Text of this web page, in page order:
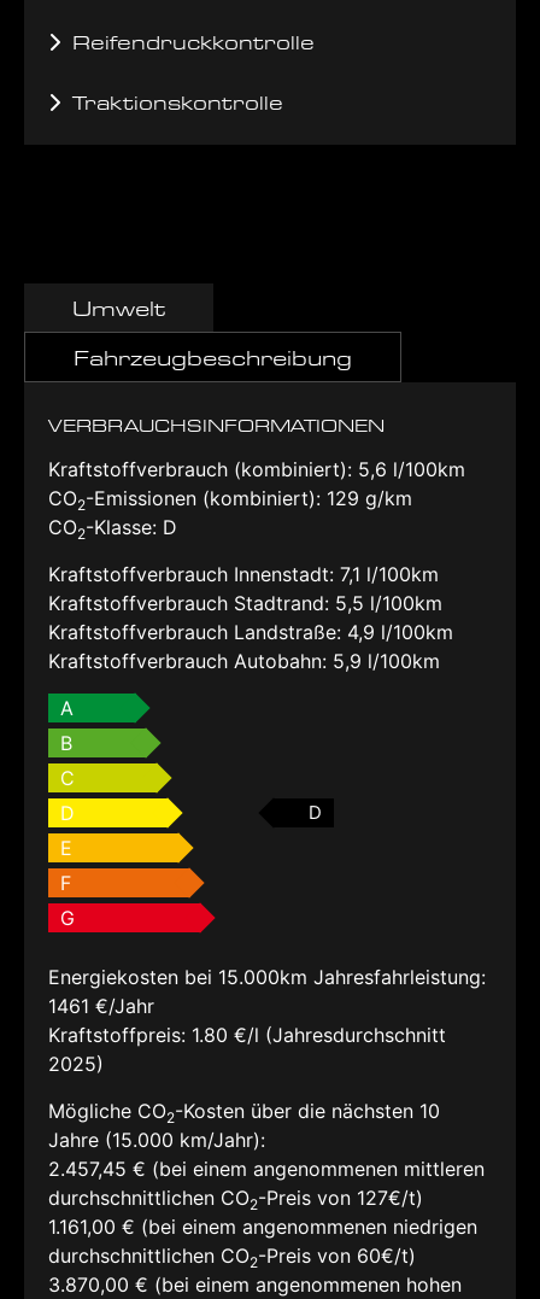
Reifendruckkontrolle
Traktionskontrolle
Umwelt
Fahrzeugbeschreibung
VERBRAUCHSINFORMATIONEN
Kraftstoffverbrauch (kombiniert): 5,6 l/100km
CO2-Emissionen (kombiniert): 129 g/km
CO2-Klasse: D
Kraftstoffverbrauch Innenstadt: 7,1 l/100km
Kraftstoffverbrauch Stadtrand: 5,5 l/100km
Kraftstoffverbrauch Landstraße: 4,9 l/100km
Kraftstoffverbrauch Autobahn: 5,9 l/100km
A
B
C
D
D
E
F
G
Energiekosten bei 15.000km Jahresfahrleistung:
1461 €/Jahr
Kraftstoffpreis: 1.80 €/l (Jahresdurchschnitt
2025)
Mögliche CO2-Kosten über die nächsten 10
Jahre (15.000 km/Jahr):
2.457,45 € (bei einem angenommenen mittleren
durchschnittlichen CO2-Preis von 127€/t)
1.161,00 € (bei einem angenommenen niedrigen
durchschnittlichen CO2-Preis von 60€/t)
3.870,00 € (bei einem angenommenen hohen